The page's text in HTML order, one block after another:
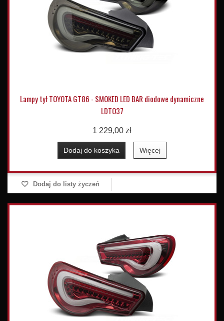
Lampy tył TOYOTA GT86 - SMOKED LED BAR diodowe dynamiczne
LDTO37
1 229,00 zł
Dodaj do koszyka Więcej
Dodaj do listy życzeń